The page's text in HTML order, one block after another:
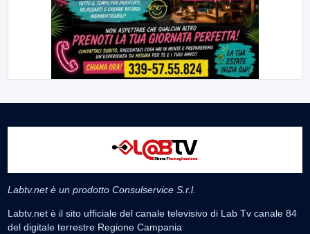
Labtv.net è un prodotto Consulservice S.r.l.
Labtv.net è il sito ufficiale del canale televisivo di Lab Tv canale 84
del digitale terrestre Regione Campania